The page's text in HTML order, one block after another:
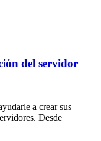
del servidor
a crear sus
Desde